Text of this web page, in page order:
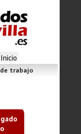
Inicio
de trabajo